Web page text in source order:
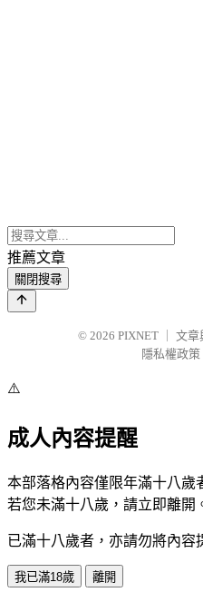
推薦文章
關閉搜尋
© 2026 PIXNET
文章
隱私權政策
⚠️
成人內容提醒
本部落格內容僅限年滿十八歲
若您未滿十八歲，請立即離開
已滿十八歲者，亦請勿將內容
我已滿18歲 離開